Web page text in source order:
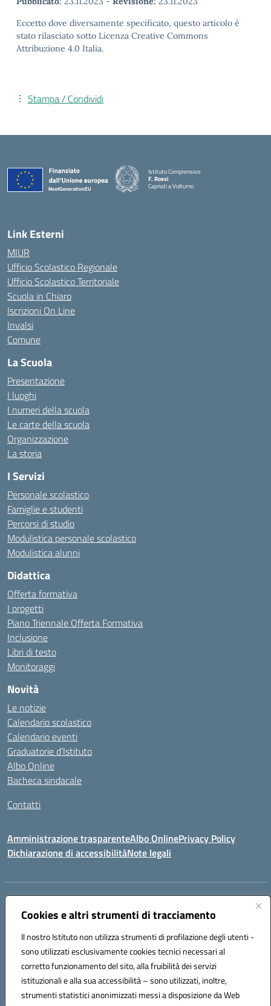
Cookies e altri strumenti di tracciamento
Il nostro Istituto non utilizza strumenti di profilazione degli utenti -
sono utilizzati esclusivamente cookies tecnici necessari al
corretto funzionamento del sito, alla fruibilità dei servizi
istituzionali e alla sua accessibilità – sono utilizzati, inoltre,
strumenti statistici anonimizzati messi a disposizione da Web
Eccetto dove diversamente specificato, questo articolo è
stato rilasciato sotto Licenza Creative Commons
Attribuzione 4.0 Italia.
Stampa / Condividi
Istituto Comprensivo
F. Rossi
Capriati a Volturno
— Visita la pagina iniziale della scuola
Link Esterni
MIUR
Ufficio Scolastico Regionale
Ufficio Scolastico Territoriale
Scuola in Chiaro
Iscrizioni On Line
Invalsi
Comune
La Scuola
Presentazione
I luoghi
I numeri della scuola
Le carte della scuola
Organizzazione
La storia
I Servizi
Personale scolastico
Famiglie e studenti
Percorsi di studio
Modulistica personale scolastico
Modulistica alunni
Didattica
Offerta formativa
I progetti
Piano Triennale Offerta Formativa
Inclusione
Libri di testo
Monitoraggi
Novità
Le notizie
Calendario scolastico
Calendario eventi
Graduatorie d’Istituto
Albo Online
Bacheca sindacale
Contatti
Amministrazione trasparenteAlbo OnlinePrivacy Policy
Dichiarazione di accessibilitàNote legali
Indirizzo:
Centralino:0823944017 Email:ceic85400b@istruzione.it
Codice fiscale: 82000440618
Codice meccanografico:
CEIC85400B
Codice Indice delle Pubbliche Amministrazioni (IPA): istsc_CEIC85400B